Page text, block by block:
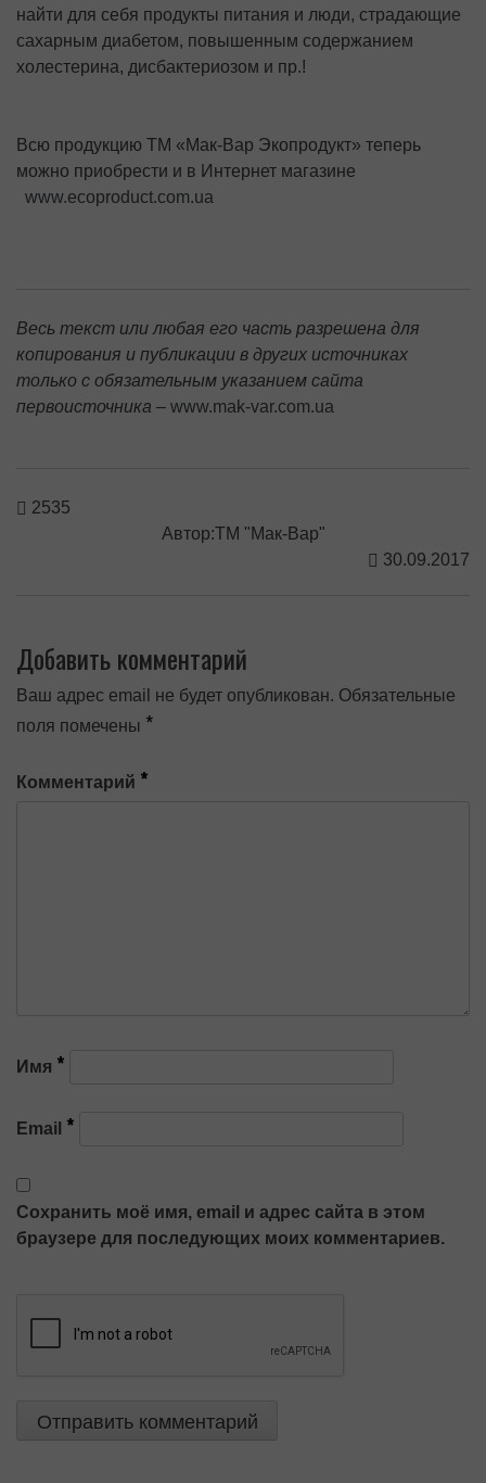
найти для себя продукты питания и люди, страдающие
сахарным диабетом, повышенным содержанием
холестерина, дисбактериозом и пр.!
Всю продукцию ТМ «Мак-Вар Экопродукт» теперь
можно приобрести и в Интернет магазине
www.ecoproduct.com.ua
Весь текст или любая его часть разрешена для
копирования и публикации в других источниках
только с обязательным указанием сайта
первоисточника – www.mak-var.com.ua
2535
Автор:ТМ "Мак-Вар"
30.09.2017
Добавить комментарий
Ваш адрес email не будет опубликован. Обязательные
поля помечены *
Комментарий *
Имя *
Email *
Сохранить моё имя, email и адрес сайта в этом
браузере для последующих моих комментариев.